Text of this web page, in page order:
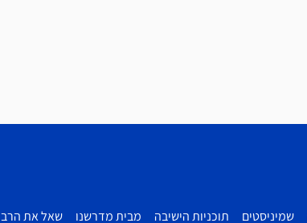
שמיניסטים תוכניות הישיבה מבית מדרשנו שאל את הרב